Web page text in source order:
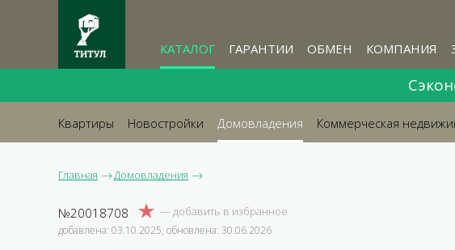
КАТАЛОГ ГАРАНТИИ ОБМЕН КОМПАНИЯ
Квартиры Новостройки Домовладения Коммерческая
Главная Домовладения
№20018708
добавлена: 03.10.2025, обновлена: 30.06.2026